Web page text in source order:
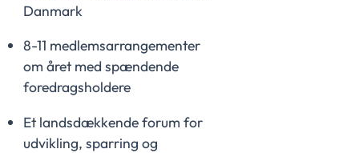
Danmark
8-11 medlemsarrangementer
om året med spændende
foredragsholdere
Et landsdækkende forum for
udvikling, sparring og